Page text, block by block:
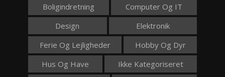
Boligindretning
Computer Og IT
Design
Elektronik
Ferie Og Lejligheder
Hobby Og Dyr
Hus Og Have
Ikke Kategoriseret